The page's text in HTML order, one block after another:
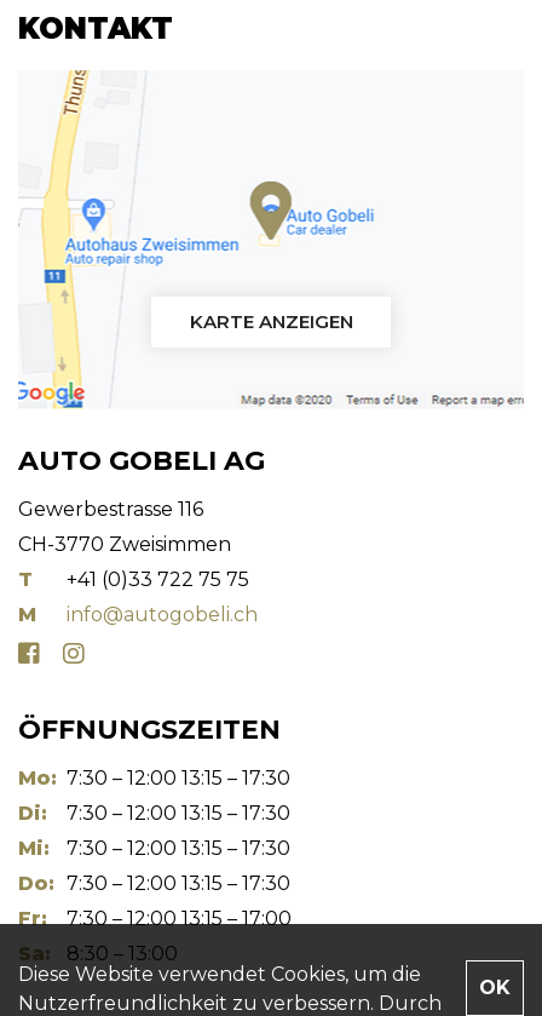
Diese Website verwendet Cookies, um die
Nutzerfreundlichkeit zu verbessern. Durch
OK
KONTAKT
KARTE ANZEIGEN
AUTO GOBELI AG
Gewerbestrasse 116
CH-3770 Zweisimmen
T
+41 (0)33 722 75 75
M
info@autogobeli.ch
ÖFFNUNGSZEITEN
Mo: 7:30 – 12:00 13:15 – 17:30
Di:
7:30 – 12:00 13:15 – 17:30
Mi:
7:30 – 12:00 13:15 – 17:30
Do: 7:30 – 12:00 13:15 – 17:30
Fr:
7:30 – 12:00 13:15 – 17:00
Sa:
8:30 – 13:00